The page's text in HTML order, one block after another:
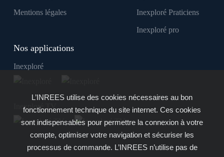
Mentions légales Inexploré Praticiens
Inexploré pro
Nos applications
Inexploré
Inexploré TV
L’INREES utilise des cookies nécessaires au bon
fonctionnement technique du site internet. Ces cookies
sont indispensables pour permettre la connexion à votre
compte, optimiser votre navigation et sécuriser les
processus de commande. L’INREES n’utilise pas de